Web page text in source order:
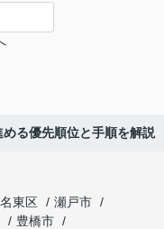
る優先順位と手順を解説
東区
瀬戸市
豊橋市